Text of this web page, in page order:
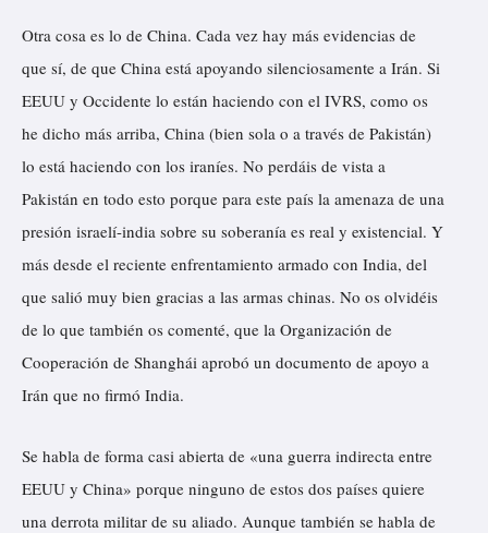
Otra cosa es lo de China. Cada vez hay más evidencias de
que sí, de que China está apoyando silenciosamente a Irán. Si
EEUU y Occidente lo están haciendo con el IVRS, como os
he dicho más arriba, China (bien sola o a través de Pakistán)
lo está haciendo con los iraníes. No perdáis de vista a
Pakistán en todo esto porque para este país la amenaza de una
presión israelí-india sobre su soberanía es real y existencial. Y
más desde el reciente enfrentamiento armado con India, del
que salió muy bien gracias a las armas chinas. No os olvidéis
de lo que también os comenté, que la Organización de
Cooperación de Shanghái aprobó un documento de apoyo a
Irán que no firmó India.
Se habla de forma casi abierta de «una guerra indirecta entre
EEUU y China» porque ninguno de estos dos países quiere
una derrota militar de su aliado. Aunque también se habla de